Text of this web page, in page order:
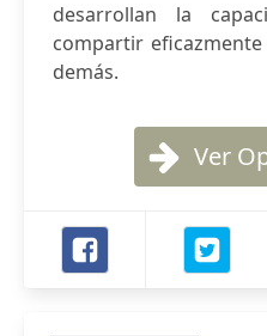
desarrollan la
compartir
demás.
Ver